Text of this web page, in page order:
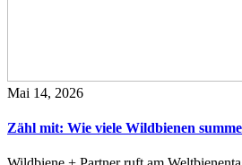
Mai 14, 2026
Zähl mit: Wie viele Wildbienen